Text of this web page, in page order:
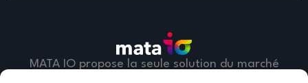
MATA IO propose la seule solution du marché